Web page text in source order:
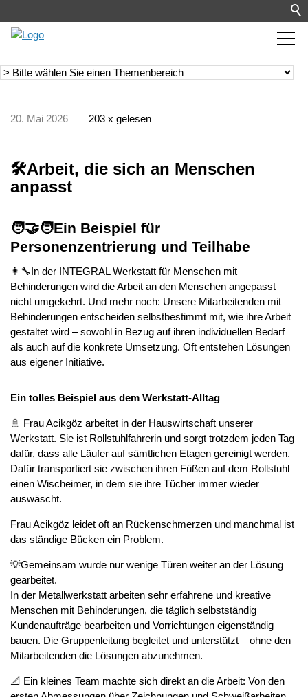
20. Mai 2026 203 x gelesen
🛠️Arbeit, die sich an Menschen
anpasst
🧑‍🤝‍🧑Ein Beispiel für
Personenzentrierung und Teilhabe
👩‍🔧In der INTEGRAL Werkstatt für Menschen mit
Behinderungen wird die Arbeit an den Menschen angepasst –
nicht umgekehrt. Und mehr noch: Unsere Mitarbeitenden mit
Behinderungen entscheiden selbstbestimmt mit, wie ihre Arbeit
gestaltet wird – sowohl in Bezug auf ihren individuellen Bedarf
als auch auf die konkrete Umsetzung. Oft entstehen Lösungen
aus eigener Initiative.
Ein tolles Beispiel aus dem Werkstatt-Alltag
🚿 Frau Acikgöz arbeitet in der Hauswirtschaft unserer
Werkstatt. Sie ist Rollstuhlfahrerin und sorgt trotzdem jeden Tag
dafür, dass alle Läufer auf sämtlichen Etagen gereinigt werden.
Dafür transportiert sie zwischen ihren Füßen auf dem Rollstuhl
einen Wischeimer, in dem sie ihre Tücher immer wieder
auswäscht.
Frau Acikgöz leidet oft an Rückenschmerzen und manchmal ist
das ständige Bücken ein Problem.
💡Gemeinsam wurde nur wenige Türen weiter an der Lösung
gearbeitet.
In der Metallwerkstatt arbeiten sehr erfahrene und kreative
Menschen mit Behinderungen, die täglich selbstständig
Kundenaufträge bearbeiten und Vorrichtungen eigenständig
bauen. Die Gruppenleitung begleitet und unterstützt – ohne den
Mitarbeitenden die Lösungen abzunehmen.
📐 Ein kleines Team machte sich direkt an die Arbeit: Von den